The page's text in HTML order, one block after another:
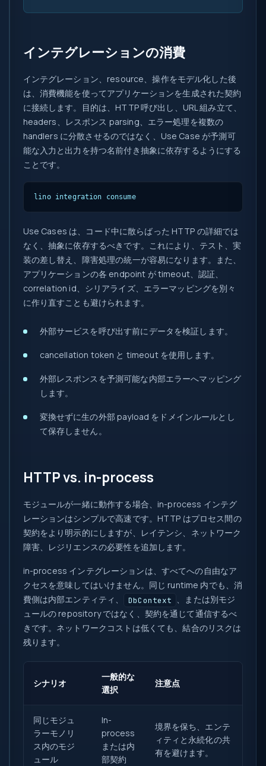
インテグレーションの消費
インテグレーション、resource、操作をモデル化した後
は、消費機能を使ってアプリケーションを生成された契約
に接続します。目的は、HTTP 呼び出し、URL 組み立て、
headers、レスポンス parsing、エラー処理を複数の
handlers に分散させるのではなく、Use Case が予測可
能な入力と出力を持つ名前付き抽象に依存するようにする
ことです。
lino integration consume
Use Cases は、コード中に散らばった HTTP の詳細では
なく、抽象に依存するべきです。これにより、テスト、実
装の差し替え、障害処理の統一が容易になります。また、
アプリケーションの各 endpoint が timeout、認証、
correlation id、シリアライズ、エラーマッピングを別々
に作り直すことも避けられます。
外部サービスを呼び出す前にデータを検証します。
cancellation token と timeout を使用します。
外部レスポンスを予測可能な内部エラーへマッピング
します。
変換せずに生の外部 payload をドメインルールとし
て保存しません。
HTTP vs. in-process
モジュールが一緒に動作する場合、in-process インテグ
レーションはシンプルで高速です。HTTP はプロセス間の
契約をより明示的にしますが、レイテンシ、ネットワーク
障害、レジリエンスの必要性を追加します。
in-process インテグレーションは、すべてへの自由なア
クセスを意味してはいけません。同じ runtime 内でも、消
費側は内部エンティティ、
DbContext 、または別モジ
ュールの repository ではなく、契約を通じて通信するべ
きです。ネットワークコストは低くても、結合のリスクは
残ります。
シナリオ
一般的な
選択
注意点
同じモジュ
ラーモノリ
ス内のモジ
ュール
In-
process
または内
部契約
境界を保ち、エンテ
ィティと永続化の共
有を避けます。